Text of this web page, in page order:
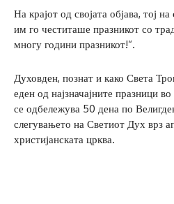
На крајот од својата објава, тој
им го честиташе празникот со
многу години празникот!“.
Духовден, познат и како Света
еден од најзначајните празници
се одбележува 50 дена по
слегувањето на Светиот Дух врз
христијанската црква.